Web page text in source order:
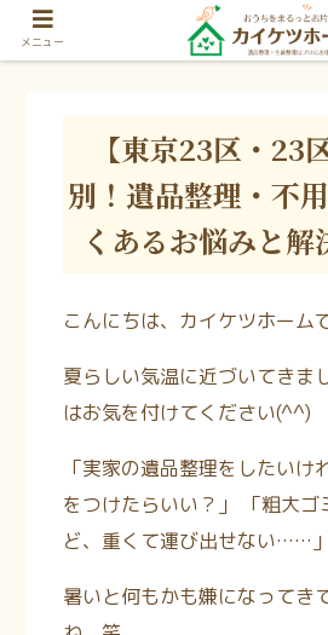
【東京23区・23
別！遺品整理・不
くあるお悩みと解
こんにちは、カイケツホーム
夏らしい気温に近づいてきま
はお気を付けてください(^^)
「実家の遺品整理をしたいけ
をつけたらいい？」 「粗大ゴ
ど、重くて運び出せない……」
暑いと何もかも嫌になってき
メニュー